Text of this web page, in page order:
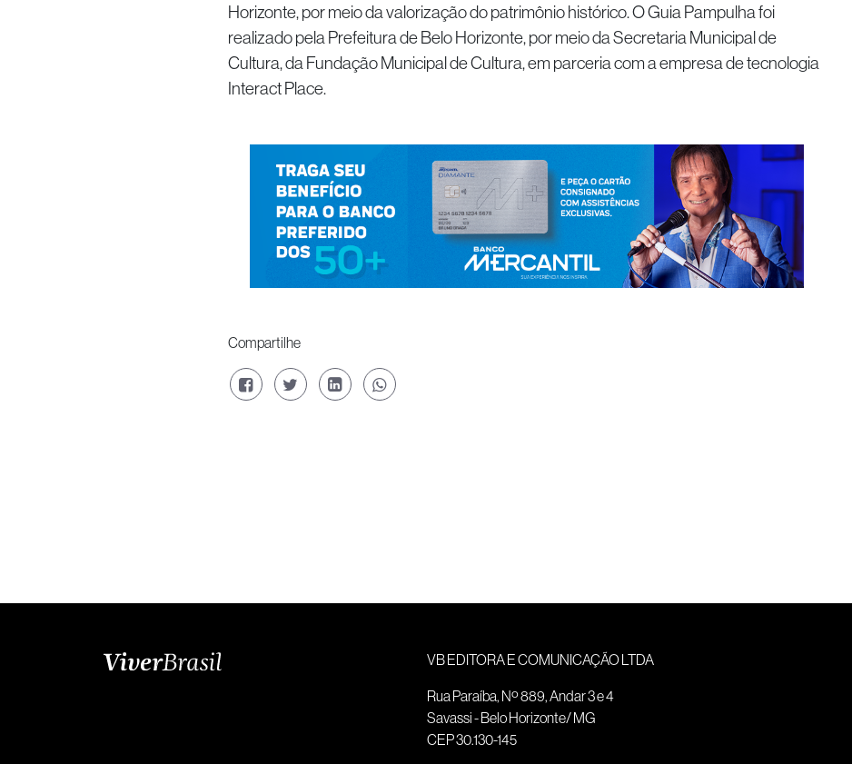
Horizonte, por meio da valorização do patrimônio histórico. O Guia Pampulha foi
realizado pela Prefeitura de Belo Horizonte, por meio da Secretaria Municipal de
Cultura, da Fundação Municipal de Cultura, em parceria com a empresa de tecnologia
Interact Place.
Compartilhe
VB EDITORA E COMUNICAÇÃO LTDA
Rua Paraíba, Nº 889, Andar 3 e 4
Savassi - Belo Horizonte/ MG
CEP 30.130-145